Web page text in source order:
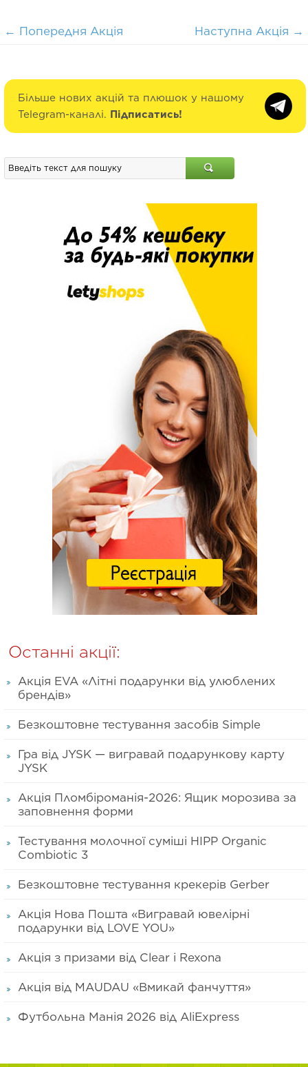
← Попередня Акція Наступна Акція →
Більше нових акцій та плюшок у нашому
Telegram-каналі. Підписатись!
Останні акції:
Акція EVA «Літні подарунки від улюблених
брендів»
Безкоштовне тестування засобів Simple
Гра від JYSK — вигравай подарункову карту
JYSK
Акція Пломбіроманія-2026: Ящик морозива за
заповнення форми
Тестування молочної суміші HIPP Organic
Combiotic 3
Безкоштовне тестування крекерів Gerber
Акція Нова Пошта «Вигравай ювелірні
подарунки від LOVE YOU»
Акція з призами від Clear і Rexona
Акція від MAUDAU «Вмикай фанчуття»
Футбольна Манія 2026 від AliExpress